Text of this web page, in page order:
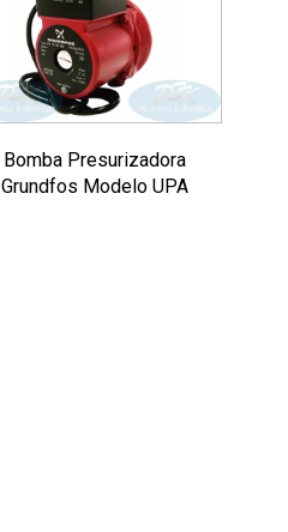
Bomba Presurizadora
Grundfos Modelo UPA